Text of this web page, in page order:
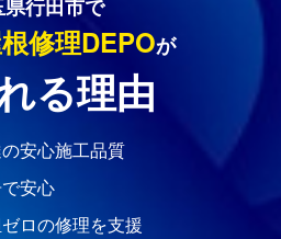
行田市で
修理DEPOが
る理由
安心施工品質
安心
ロの修理を支援